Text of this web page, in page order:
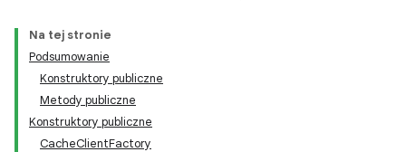
Na tej stronie
Podsumowanie
Konstruktory publiczne
Metody publiczne
Konstruktory publiczne
CacheClientFactory